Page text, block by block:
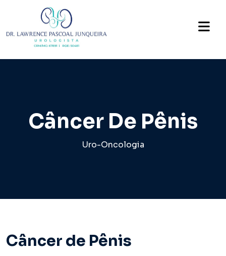
Câncer De Pênis
Uro-Oncologia
Câncer de Pênis